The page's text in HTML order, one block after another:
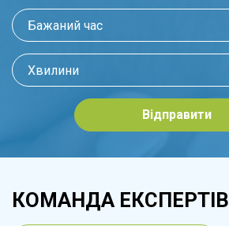
Відправити
КОМАНДА ЕКСПЕРТІВ